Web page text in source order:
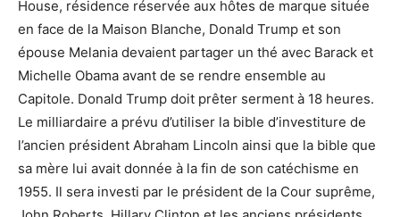
House, résidence réservée aux hôtes de marque située
en face de la Maison Blanche, Donald Trump et son
épouse Melania devaient partager un thé avec Barack et
Michelle Obama avant de se rendre ensemble au
Capitole. Donald Trump doit prêter serment à 18 heures.
Le milliardaire a prévu d’utiliser la bible d’investiture de
l’ancien président Abraham Lincoln ainsi que la bible que
sa mère lui avait donnée à la fin de son catéchisme en
1955. Il sera investi par le président de la Cour suprême,